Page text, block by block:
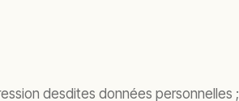
desdites données personnelles ;